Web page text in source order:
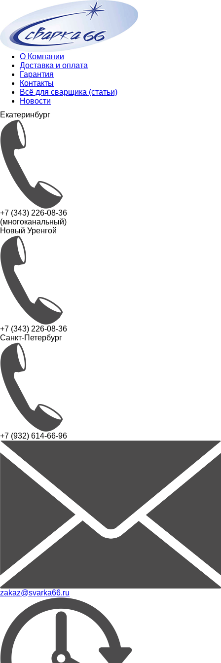
О Компании
Доставка и оплата
Гарантия
Контакты
Всё для сварщика (статьи)
Новости
Екатеринбург
+7 (343) 226-08-36
(многоканальный)
Новый Уренгой
+7 (343) 226-08-36
Санкт-Петербург
+7 (932) 614-66-96
zakaz@svarka66.ru